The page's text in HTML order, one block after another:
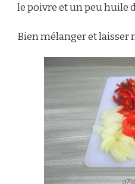
le poivre et un peu huile
Bien mélanger et laisser